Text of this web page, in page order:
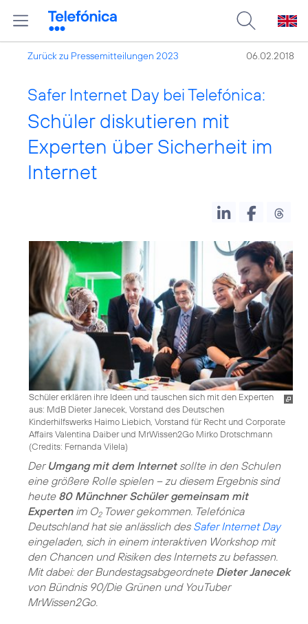
Zurück zu Pressemitteilungen 2023 06.02.2018
Safer Internet Day bei Telefónica:
Schüler diskutieren mit
Experten über Sicherheit im
Internet
Schüler erklären ihre Ideen und tauschen sich mit den Experten
aus: MdB Dieter Janecek, Vorstand des Deutschen
Kinderhilfswerks Haimo Liebich, Vorstand für Recht und Corporate
Affairs Valentina Daiber und MrWissen2Go Mirko Drotschmann
(Credits: Fernanda Vilela)
Der Umgang mit dem Internetsollte in den Schulen
eine größere Rolle spielen – zu diesem Ergebnis sind
heute 80 Münchner Schüler gemeinsam mit
Expertenim O2Tower gekommen. Telefónica
Deutschland hat sie anlässlich des Safer Internet Day
eingeladen, sich in einem interaktiven Workshop mit
den Chancen und Risiken des Internets zu befassen.
Mit dabei: der Bundestagsabgeordnete Dieter Janecek
von Bündnis 90/Die Grünen und YouTuber
MrWissen2Go.